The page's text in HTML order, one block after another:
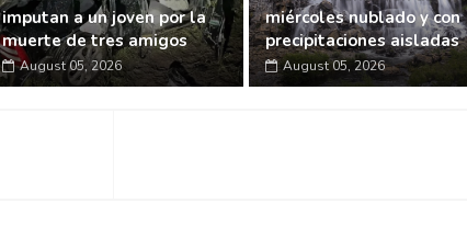
imputan a un joven por la
muerte de tres amigos
August 05, 2026
miércoles nublado y con
precipitaciones aisladas
August 05, 2026